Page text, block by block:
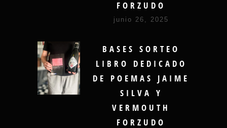
FORZUDO
junio 26, 2025
BASES SORTEO
LIBRO DEDICADO
DE POEMAS JAIME
SILVA Y
VERMOUTH
FORZUDO